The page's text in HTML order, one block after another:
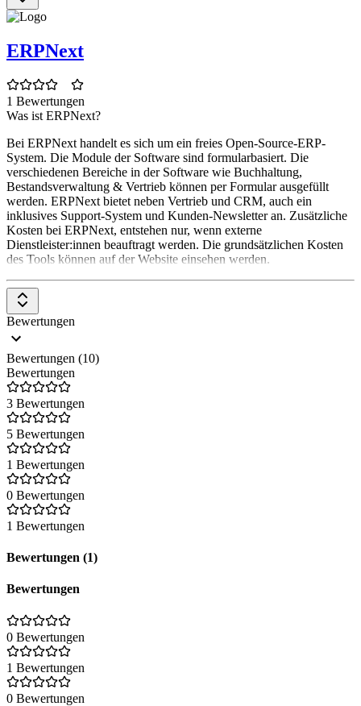
ERPNext
1 Bewertungen
Was ist ERPNext?
Bei ERPNext handelt es sich um ein freies Open-Source-ERP-
System. Die Module der Software sind formularbasiert. Die
verschiedenen Bereiche in der Software wie Buchhaltung,
Bestandsverwaltung & Vertrieb können per Formular ausgefüllt
werden. ERPNext bietet neben Vertrieb und CRM, auch ein
inklusives Support-System und Kunden-Newsletter an. Zusätzliche
Kosten bei ERPNext, entstehen nur, wenn externe
Dienstleister:innen beauftragt werden. Die grundsätzlichen Kosten
des Tools können auf der Website einsehen werden.
Bewertungen
Bewertungen (10)
Bewertungen
3 Bewertungen
5 Bewertungen
1 Bewertungen
0 Bewertungen
1 Bewertungen
Bewertungen (1)
Bewertungen
0 Bewertungen
1 Bewertungen
0 Bewertungen